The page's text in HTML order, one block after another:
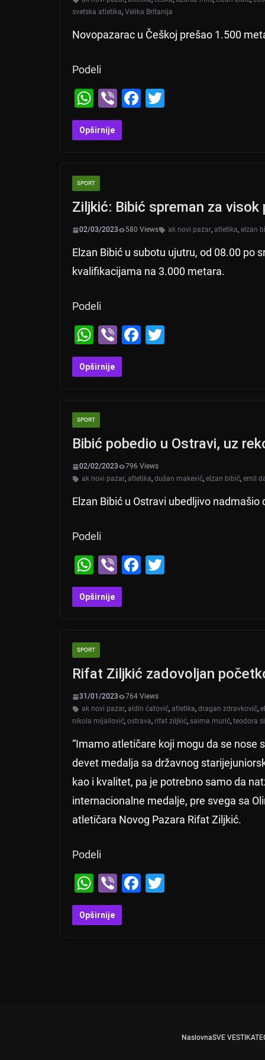
svetska atletika, Velika Britanija
Novopazarac u Češkoj prešao 1.500
Podeli
W
h
at
A
p
p
Vi
b
er
F
o
k
Opširnije
SPORT
Ziljkić: Bibić spreman za
02/03/2023 580 Views ak novi pazar, atletika, elzan
Elzan Bibić u subotu ujutru, od 08.00 po
kvalifikacijama na 3.000 metara.
Podeli
W
h
at
A
p
p
Vi
b
er
F
o
k
Opširnije
SPORT
Bibić pobedio u Ostravi, uz
02/02/2023
796 Views
ak novi pazar, atletika, dušan makević, elzan bibić, emil
Elzan Bibić u Ostravi ubedljivo
Podeli
W
h
at
A
p
p
Vi
b
er
F
o
k
Opširnije
SPORT
Rifat Ziljkić zadovoljan
31/01/2023
764 Views
ak novi pazar, aldin ćatović, atletika, dragan zdravković,
nikola mijailović, ostrava, rifat ziljkić, saima murić, teodora
“Imamo atletičare koji mogu da se nose
devet medalja sa državnog
kao i kvalitet, pa je potrebno samo da
internacionalne medalje, pre svega sa
atletičara Novog Pazara Rifat Ziljkić.
Podeli
W
h
at
Vi
b
er
F
Opširnije
NaslovnaSVE VESTI